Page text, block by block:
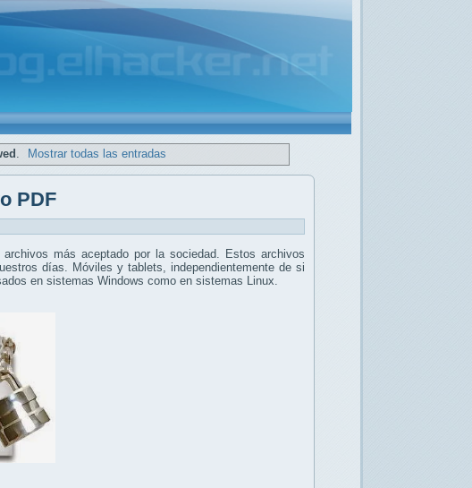
Mostrar todas las entradas
PDF
más aceptado por la sociedad. Estos archivos
días. Móviles y tablets, independientemente de si
en sistemas Windows como en sistemas Linux.